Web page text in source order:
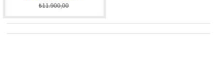
Aynı Gün Kargoya Verilir
₺11.900,00